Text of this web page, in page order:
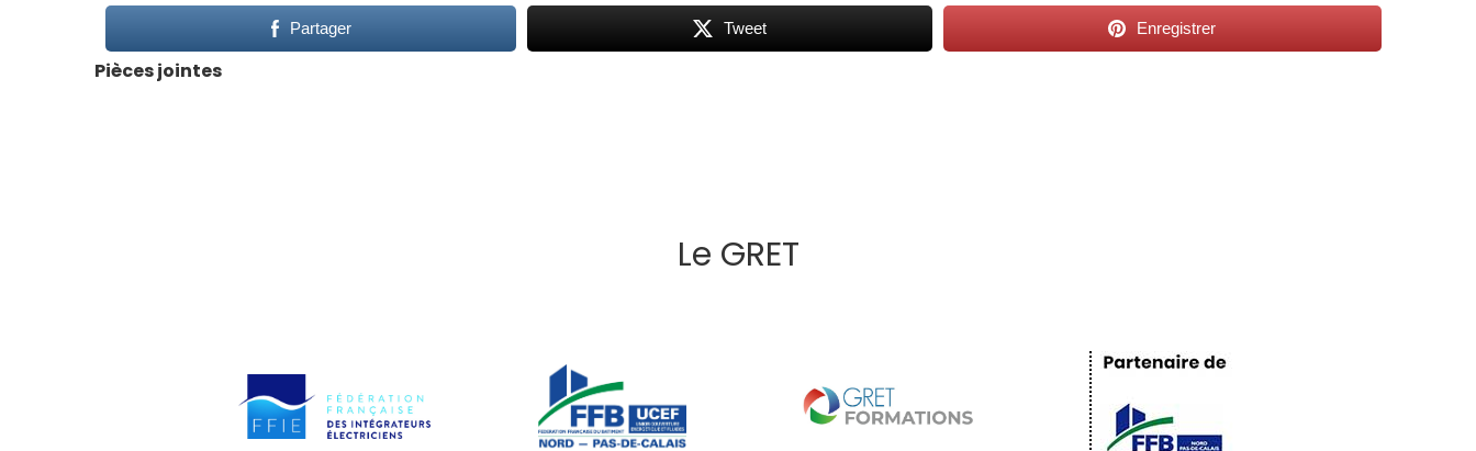
Partager Tweet Enregistrer
Pièces jointes
Le GRET